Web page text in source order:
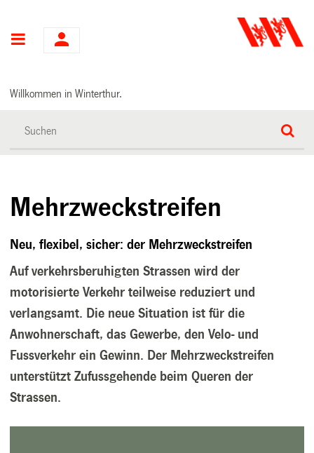
Hauptnavigation
Willkommen in Winterthur.
Mehrzweckstreifen
Neu, flexibel, sicher: der Mehrzweckstreifen
Auf verkehrsberuhigten Strassen wird der
motorisierte Verkehr teilweise reduziert und
verlangsamt. Die neue Situation ist für die
Anwohnerschaft, das Gewerbe, den Velo- und
Fussverkehr ein Gewinn. Der Mehrzweckstreifen
unterstützt Zufussgehende beim Queren der
Strassen.